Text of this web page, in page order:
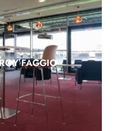
FAGGIO